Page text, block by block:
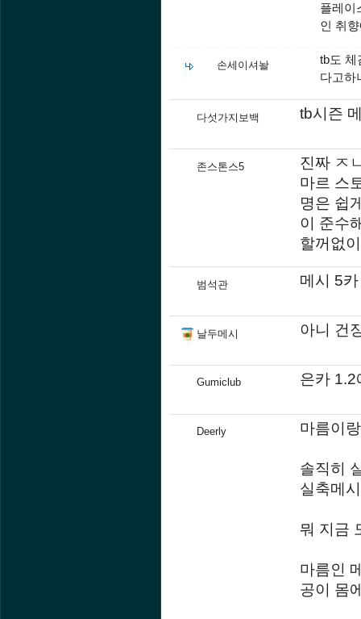
플레이
인 취
손세이셔놜
tb도 체
다고하
다섯가지보백 tb시즌
존스톤스5
진짜 ㅈ
마르 스
명은 쉽
이 준수
할꺼없
범석관 메시 5
날두메시 아니 건
Gumiclub 은카 1.2
Deerly 마름이
솔직히
실축메
뭐 지금
마름인
공이 몸